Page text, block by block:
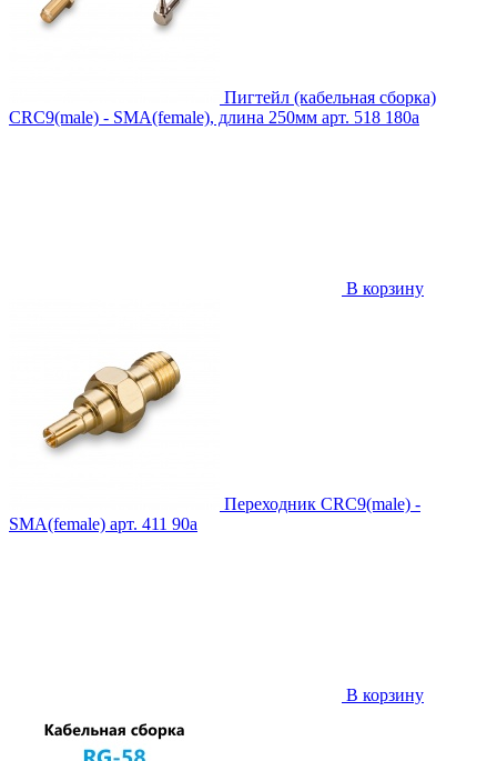
Пигтейл (кабельная сборка)
CRC9(male) - SMA(female), длина 250мм арт. 518 180a
В корзину
Переходник CRC9(male) -
SMA(female) арт. 411 90a
В корзину